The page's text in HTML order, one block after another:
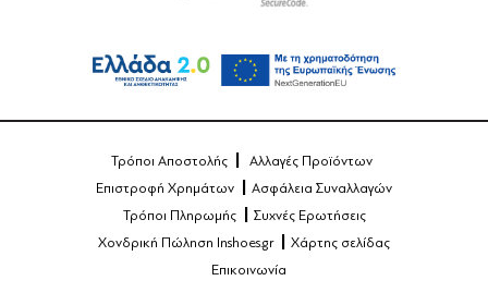
Τρόποι Αποστολής
Αλλαγές Προϊόντων
Επιστροφή Χρημάτων
Ασφάλεια Συναλλαγών
Τρόποι Πληρωμής
Συχνές Ερωτήσεις
Χονδρική Πώληση Inshoes.gr
Χάρτης σελίδας
Επικοινωνία